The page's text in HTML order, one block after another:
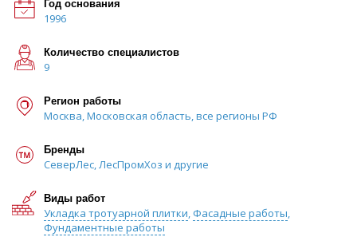
Год основания
1996
Количество специалистов
9
Регион работы
Москва, Московская область, все регионы РФ
Бренды
СеверЛес, ЛесПромХоз и другие
Виды работ
Укладка тротуарной плитки, Фасадные работы,
Фундаментные работы